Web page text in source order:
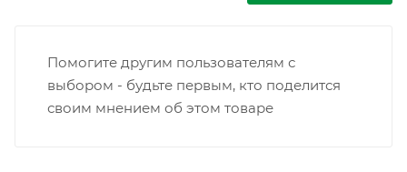
Помогите другим пользователям с
выбором - будьте первым, кто поделится
своим мнением об этом товаре